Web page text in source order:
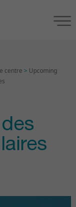
centre > Upcoming